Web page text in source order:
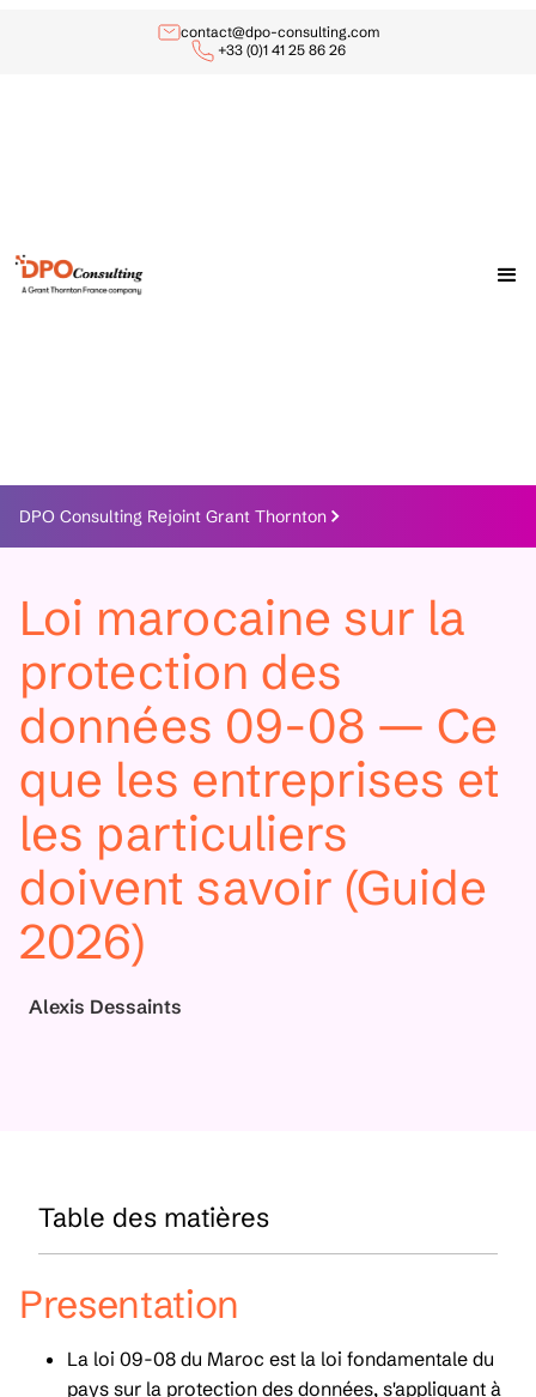
contact@dpo-consulting.com
+33 (0)1 41 25 86 26
DPO Consulting Rejoint Grant Thornton
Loi marocaine sur la
protection des
données 09-08 — Ce
que les entreprises et
les particuliers
doivent savoir (Guide
2026)
Alexis Dessaints
Table des matières
Presentation
La loi 09-08 du Maroc est la loi fondamentale du
pays sur la protection des données, s'appliquant à